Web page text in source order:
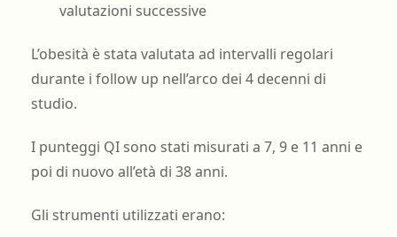
valutazioni successive
L’obesità è stata valutata ad intervalli regolari
durante i follow up nell’arco dei 4 decenni di
studio.
I punteggi QI sono stati misurati a 7, 9 e 11 anni e
poi di nuovo all’età di 38 anni.
Gli strumenti utilizzati erano: